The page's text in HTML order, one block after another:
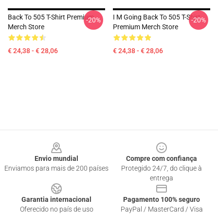
Back To 505 T-Shirt Premium
Merch Store
€ 24,38 - € 28,06
-20%
I M Going Back To 505 T-Shirt
Premium Merch Store
€ 24,38 - € 28,06
-20%
Envio mundial
Enviamos para mais de 200 países
Compre com confiança
Protegido 24/7, do clique à
entrega
Garantia internacional
Oferecido no país de uso
Pagamento 100% seguro
PayPal / MasterCard / Visa